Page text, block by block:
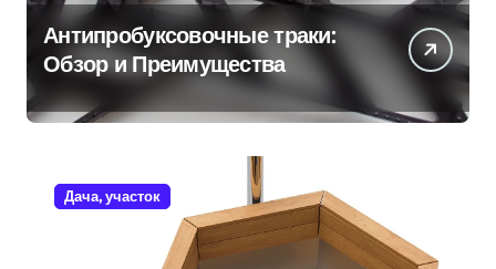
Антипробуксовочные траки:
Обзор и Преимущества
Дача, участок